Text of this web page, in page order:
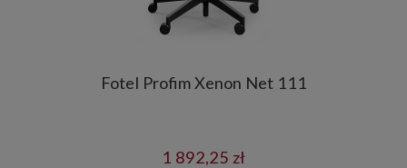
Fotel Profim Xenon Net 111
1 892,25 zł